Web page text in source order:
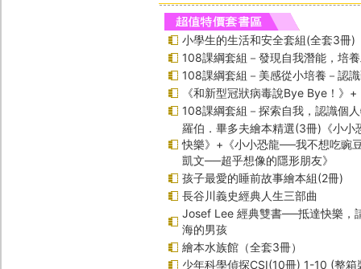
小學生的生活和安全套組(全套3冊)
108課綱套組－發現自我潛能，培
108課綱套組－美感從小培養－認
《和新型冠狀病毒說Bye Bye！》
108課綱套組－探索自我，認識個
羅伯．畢多夫繪本精選(3冊)《小
快樂》+《小小恐龍──我不想吃豌
凱文──超乎想像的隱形朋友》
孩子最愛的睡前故事繪本組(2冊)
長谷川義史經典人生三部曲
Josef Lee 經典雙書──抵達快樂，
海的男孩
繪本水族館（全套3冊）
少年科學偵探CSI(10冊) 1-10 (整箱